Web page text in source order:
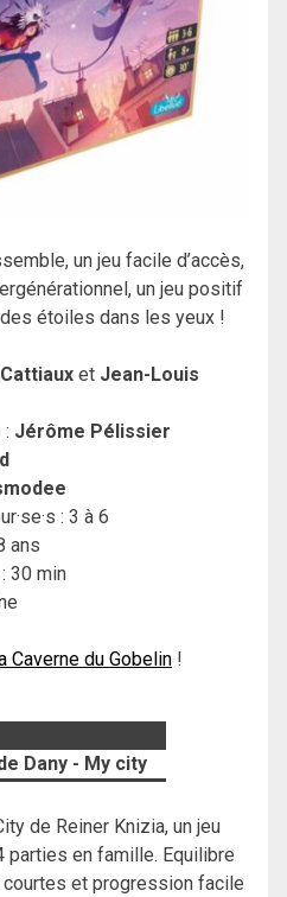
un jeu facile d’accès,
un jeu positif
étoiles dans les yeux !
et Jean-Louis
: Jérôme Pélissier
: 3 à 6
ans
30 min
Caverne du Gobelin !
Dany - My city
de Reiner Knizia, un jeu
parties en famille. Equilibre
et progression facile